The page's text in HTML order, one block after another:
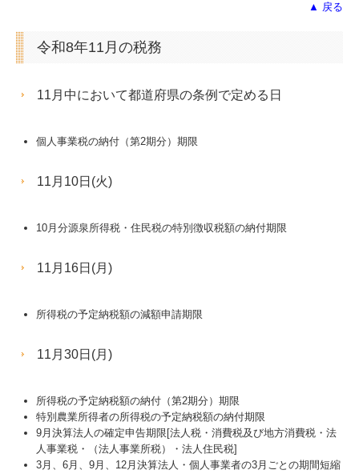
▲ 戻る
令和8年11月の税務
11月中において都道府県の条例で定める日
個人事業税の納付（第2期分）期限
11月10日(火)
10月分源泉所得税・住民税の特別徴収税額の納付期限
11月16日(月)
所得税の予定納税額の減額申請期限
11月30日(月)
所得税の予定納税額の納付（第2期分）期限
特別農業所得者の所得税の予定納税額の納付期限
9月決算法人の確定申告期限[法人税・消費税及び地方消費税・法
人事業税・（法人事業所税）・法人住民税]
3月、6月、9月、12月決算法人・個人事業者の3月ごとの期間短縮